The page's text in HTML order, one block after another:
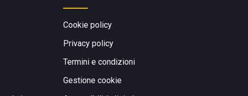
Cookie policy
Privacy policy
Termini e condizioni
Gestione cookie